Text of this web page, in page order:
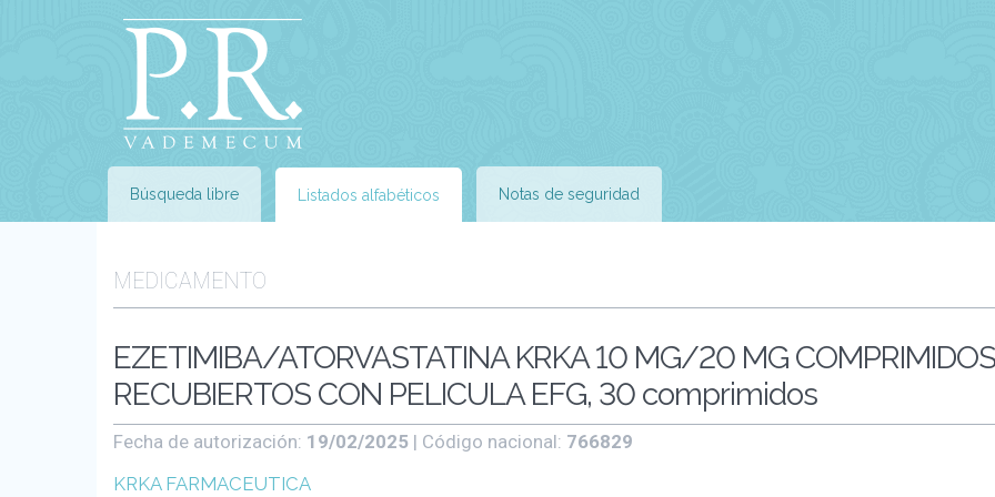
Búsqueda libre Listados alfabéticos Notas de seguridad
MEDICAMENTO
EZETIMIBA/ATORVASTATINA KRKA 10 MG/20 MG COMPRIMIDOS
RECUBIERTOS CON PELICULA EFG, 30 comprimidos
Fecha de autorización: 19/02/2025 | Código nacional: 766829
KRKA FARMACEUTICA